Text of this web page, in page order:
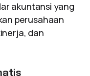
akuntansi yang
perusahaan
dan